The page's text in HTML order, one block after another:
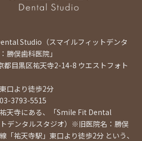
Studio（スマイルフィットデンタ
勝俣歯科医院」
都目黒区祐天寺2-14-8 ウエストフォト
口より徒歩2分
3793-5515
天寺にある、「Smile Fit Dental
デンタルスタジオ）※旧医院名：勝俣
「祐天寺駅」東口より徒歩2分 という、